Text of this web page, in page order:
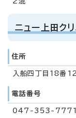
ニュー上田ク
住所
入船四丁目18番
電話番号
047-353-7771